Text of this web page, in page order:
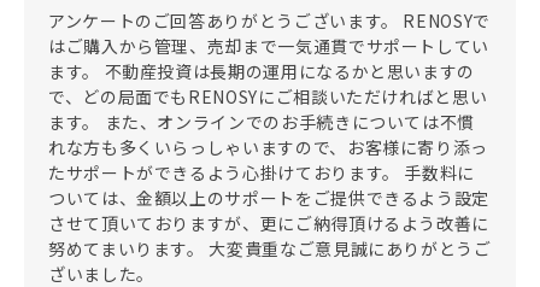
アンケートのご回答ありがとうございます。 RENOSYで
はご購入から管理、売却まで一気通貫でサポートしてい
ます。 不動産投資は長期の運用になるかと思いますの
で、どの局面でもRENOSYにご相談いただければと思い
ます。 また、オンラインでのお手続きについては不慣
れな方も多くいらっしゃいますので、お客様に寄り添っ
たサポートができるよう心掛けております。 手数料に
ついては、金額以上のサポートをご提供できるよう設定
させて頂いておりますが、更にご納得頂けるよう改善に
努めてまいります。 大変貴重なご意見誠にありがとうご
ざいました。